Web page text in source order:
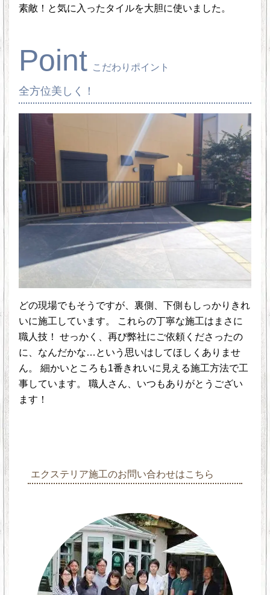
素敵！と気に入ったタイルを大胆に使いました。
Point こだわりポイント
全方位美しく！
どの現場でもそうですが、裏側、下側もしっかりきれ
いに施工しています。 これらの丁寧な施工はまさに
職人技！ せっかく、再び弊社にご依頼くださったの
に、なんだかな…という思いはしてほしくありませ
ん。 細かいところも1番きれいに見える施工方法で工
事しています。 職人さん、いつもありがとうござい
ます！
エクステリア施工のお問い合わせはこちら